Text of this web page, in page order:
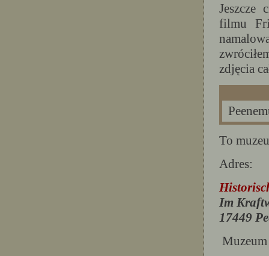
Jeszcze
filmu
zdjęcia
To
Adres:
Im
17449